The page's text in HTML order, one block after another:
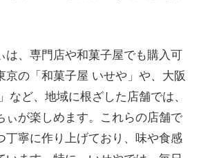
は、専門店や和菓子屋でも購入可
京の「和菓子屋 いせや」や、大阪
など、地域に根ざした店舗では、
ぃが楽しめます。これらの店舗で
丁寧に作り上げており、味や食感